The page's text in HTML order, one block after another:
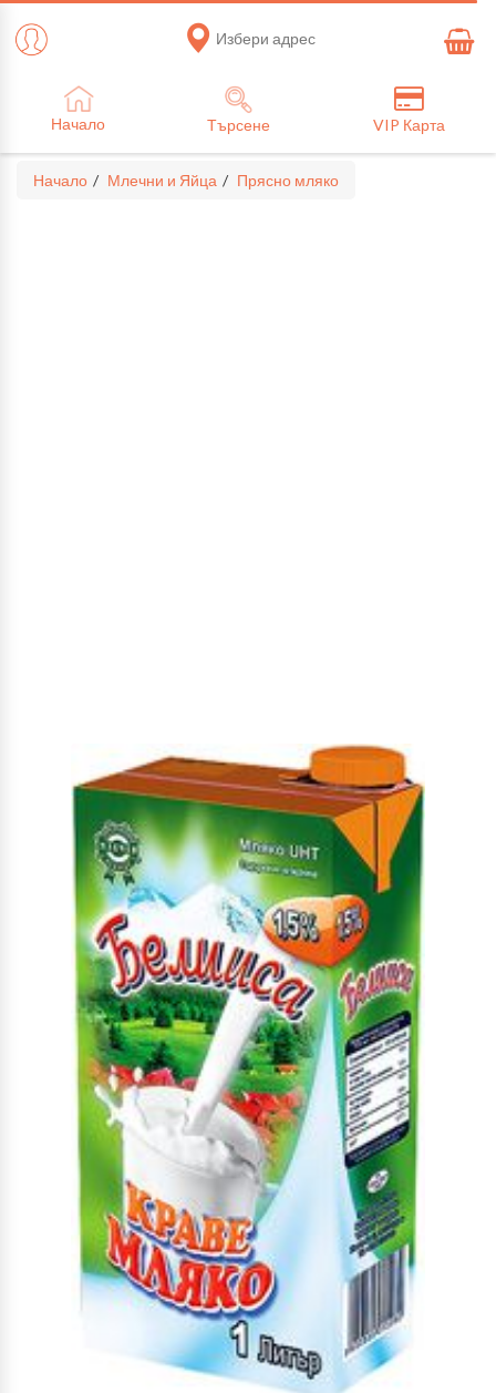
Избери адрес
Начало Търсене VIP Карта
Начало Млечни и Яйца Прясно мляко